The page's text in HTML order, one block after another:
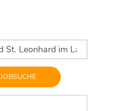
JOBSUCHE